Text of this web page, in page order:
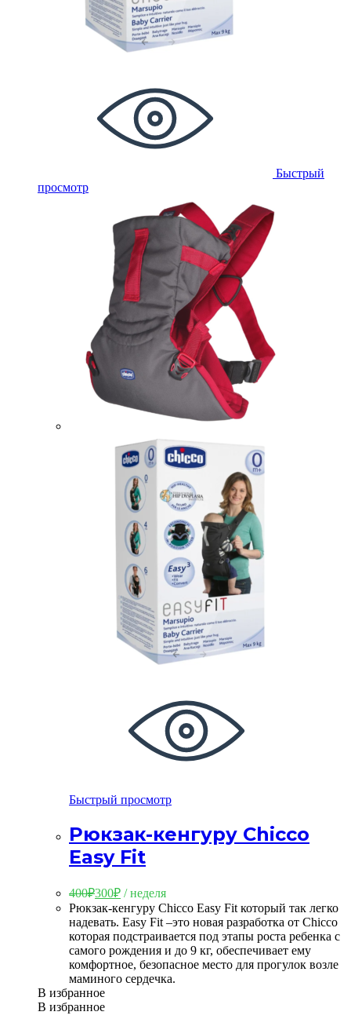
Быстрый
просмотр
Быстрый просмотр
Рюкзак-кенгуру Chicco
Easy Fit
400₽300₽ / неделя
Рюкзак-кенгуру Chicco Easy Fit который так легко
надевать. Easy Fit –это новая разработка от Chicco
которая подстраивается под этапы роста ребенка с
самого рождения и до 9 кг, обеспечивает ему
комфортное, безопасное место для прогулок возле
маминого сердечка.
В избранное
В избранное